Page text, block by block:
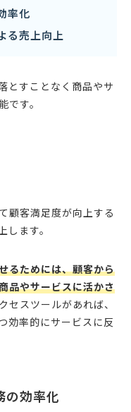
率化
る売上向上
とすことなく商品やサ
す。
顧客満足度が向上する
ます。
るためには、顧客から
品やサービスに活かさ
セスツールがあれば、
効率的にサービスに反
の効率化